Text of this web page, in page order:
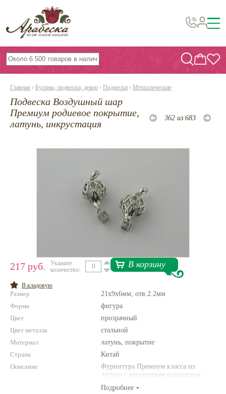
Бусины, подвески, декор
Бисер
Фурнитура
Проволока
Инструменты и материалы
Шнуры, ленты, нитки
По темам и сезонам
Всё для вышивки
Натуральные камни
Новинки!
Фотофорум
Главная › Бусины, подвески, декор › Подвески › Металлические
Подвеска Воздушный шар
Премиум родиевое покрытие,
латунь, инкрустация
362 из 683
217 руб.
Укажите
количество:
В корзину
В кладовую
Размер
21х9х6мм, отв.2.2мм
Форма
фигура
Цвет
прозрачный
Цвет металла
стальной
Материал
латунь, покрытие
Страна
Китай
Описание
Фурнитура Премиум класса из
латуни с ювелирным покрытием
Подробнее